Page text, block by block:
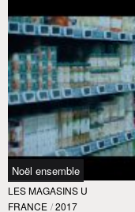
Noël ensemble
LES MAGASINS U
FRANCE / 2017